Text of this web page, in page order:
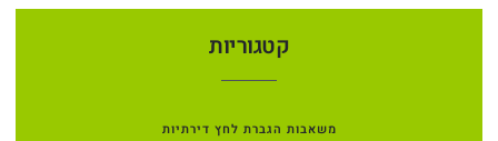
קטגוריות
משאבות הגברת לחץ דירתיות